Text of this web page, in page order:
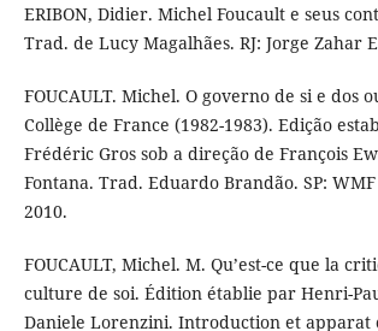
ERIBON, Didier. Michel Foucault e seus
Trad. de Lucy Magalhães. RJ: Jorge Zahar
FOUCAULT. Michel. O governo de si e dos
Collège de France (1982-1983). Edição
Frédéric Gros sob a direção de François
Fontana. Trad. Eduardo Brandão. SP:
2010.
FOUCAULT, Michel. M. Qu’est-ce que la
culture de soi. Édition établie par Henri-
Daniele Lorenzini. Introduction et